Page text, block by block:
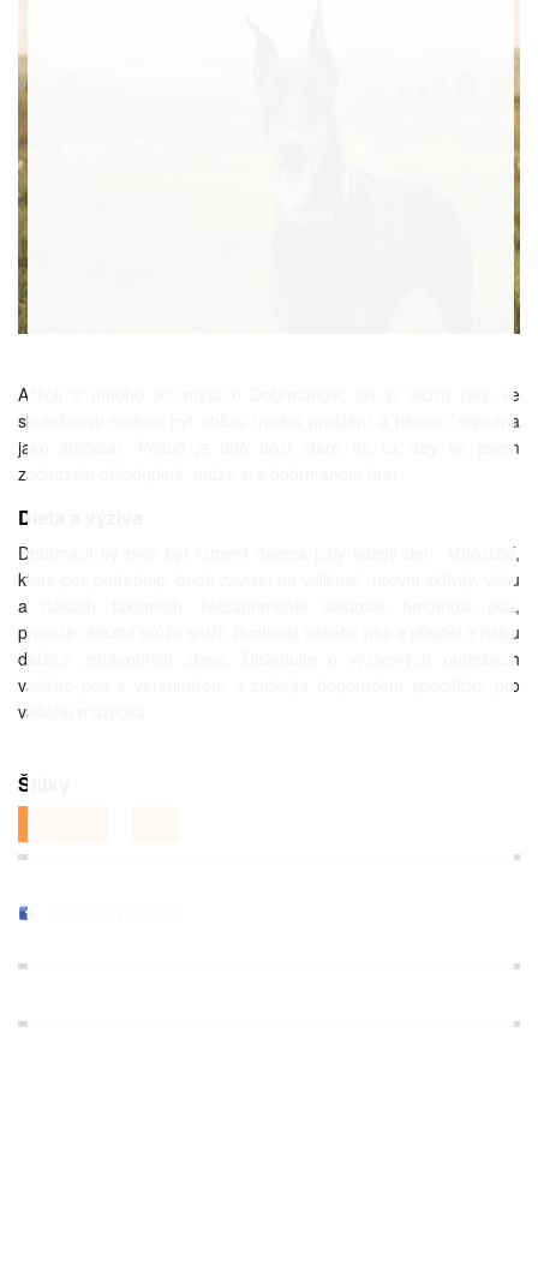
Ačkoli si mnoho lidí myslí o Dobrmanovi, jak je vážný pes, ve
skutečnosti mohou být občas trochu praštění a hloupí (zejména
jako štěňata). Pokud je dítě dost staré na to, aby se psem
zacházelo ohleduplně, může si s dobrmanem hrát.
Dieta a výživa
Dobrmani by měli být krmeni dvěma jídly každý den. Množství,
které pes potřebuje, bude záviset na velikosti, úrovni aktivity, věku
a dalších faktorech. Nezapomeňte sledovat hmotnost psa,
protože obezita může snížit životnost vašeho psa a přispět k riziku
dalších zdravotních stavů. Diskutujte o výživových potřebách
vašeho psa s veterinářem a získejte doporučení specifická pro
vašeho mazlíčka.
Štítky